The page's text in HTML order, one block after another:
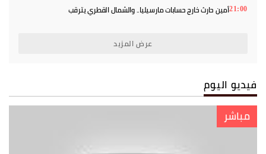
21:00أمين حارث خارج حسابات مارسيليا.. والشمال القطري يترقب
عرض المزيد
فيديو اليوم
مباشر